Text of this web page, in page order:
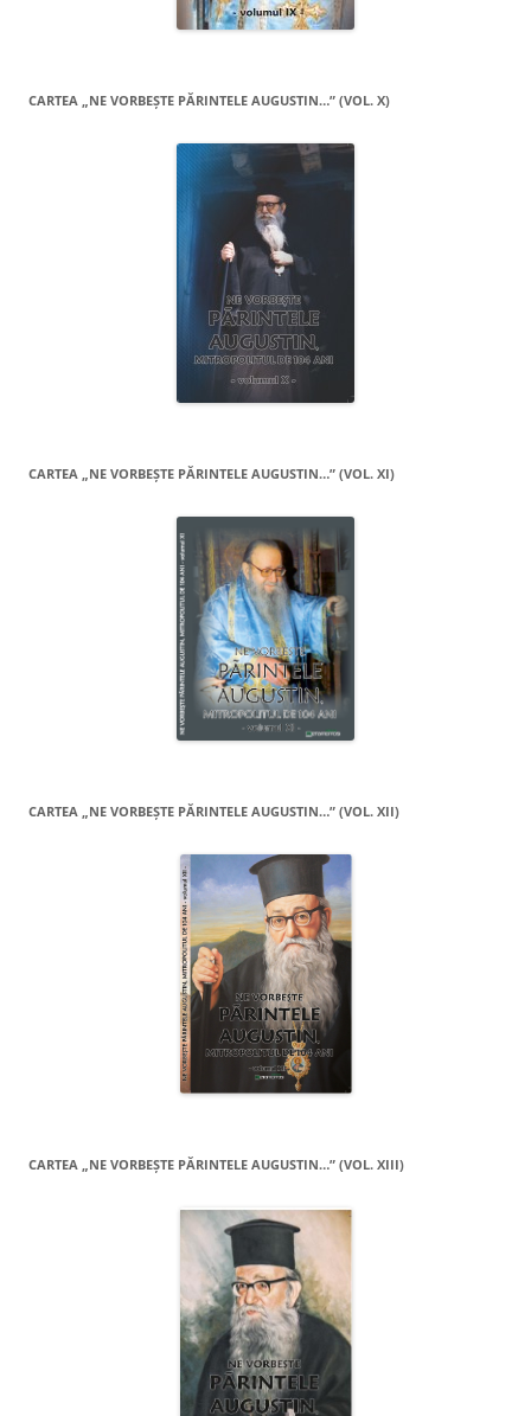
CARTEA „NE VORBEŞTE PĂRINTELE AUGUSTIN…” (VOL. X)
CARTEA „NE VORBEŞTE PĂRINTELE AUGUSTIN…” (VOL. XI)
CARTEA „NE VORBEŞTE PĂRINTELE AUGUSTIN…” (VOL. XII)
CARTEA „NE VORBEŞTE PĂRINTELE AUGUSTIN…” (VOL. XIII)